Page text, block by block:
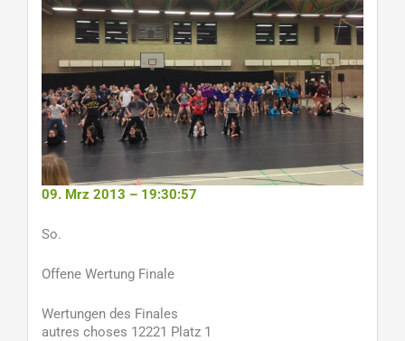
09. Mrz 2013 – 19:30:57
So.
Offene Wertung Finale
Wertungen des Finales
autres choses 12221 Platz 1